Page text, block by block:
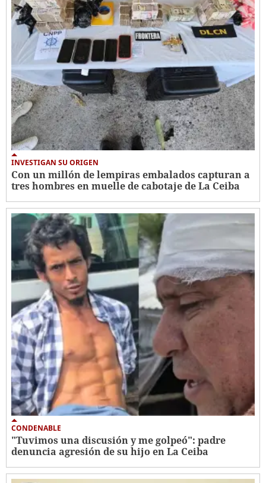
INVESTIGAN SU ORIGEN
Con un millón de lempiras embalados capturan a
tres hombres en muelle de cabotaje de La Ceiba
CONDENABLE
"Tuvimos una discusión y me golpeó": padre
denuncia agresión de su hijo en La Ceiba